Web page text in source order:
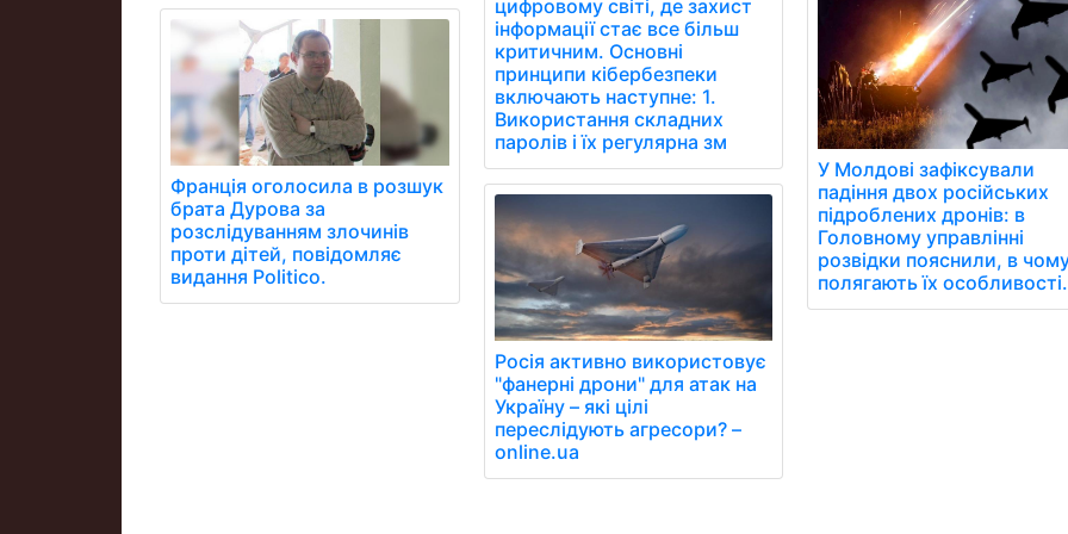
Франція оголосила в розшук
брата Дурова за
розслідуванням злочинів
проти дітей, повідомляє
видання Politico.
цифровому світі, де захист
інформації стає все більш
критичним. Основні
принципи кібербезпеки
включають наступне: 1.
Використання складних
паролів і їх регулярна зм
Росія активно використовує
"фанерні дрони" для атак на
Україну – які цілі
переслідують агресори? –
online.ua
У Молдові зафіксували
падіння двох російських
підроблених дронів: в
Головному управлінні
розвідки пояснили, в
полягають їх особливості.